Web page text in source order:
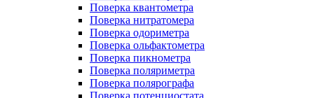
Поверка квантометра
Поверка нитратомера
Поверка одориметра
Поверка ольфактометра
Поверка пикнометра
Поверка поляриметра
Поверка полярографа
Поверка потенциостата